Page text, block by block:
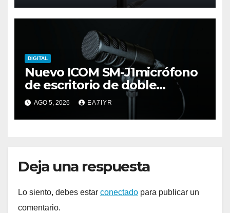
DIGITAL
Nuevo ICOM SM-J1micrófono
de escritorio de doble
elemento premium
AGO 5, 2026 EA7IYR
Deja una respuesta
Lo siento, debes estar conectado para publicar un
comentario.